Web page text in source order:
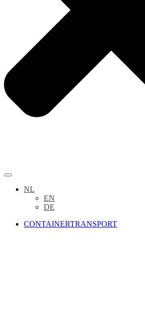
NL
EN
DE
CONTAINERTRANSPORT